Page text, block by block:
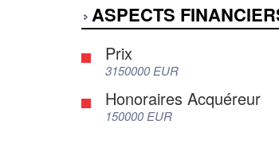
ASPECTS
Prix
3150000 EUR
Honoraires Acquéreur
150000 EUR